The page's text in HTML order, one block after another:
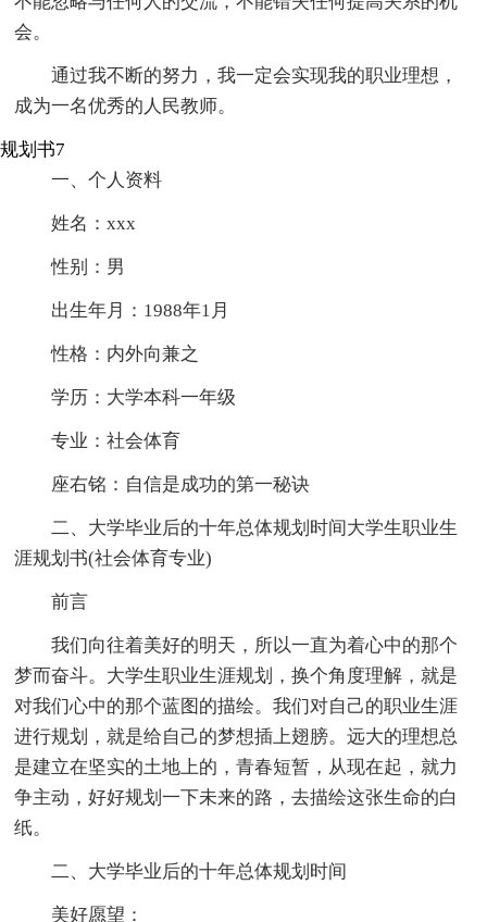
会。
通过我不断的努力，我一定会实现我的职业理想，
成为一名优秀的人民教师。
规划书7
一、个人资料
姓名：xxx
性别：男
出生年月：1988年1月
性格：内外向兼之
学历：大学本科一年级
专业：社会体育
座右铭：自信是成功的第一秘诀
二、大学毕业后的十年总体规划时间大学生职业生
涯规划书(社会体育专业)
前言
我们向往着美好的明天，所以一直为着心中的那个
梦而奋斗。大学生职业生涯规划，换个角度理解，就是
对我们心中的那个蓝图的描绘。我们对自己的职业生涯
进行规划，就是给自己的梦想插上翅膀。远大的理想总
是建立在坚实的土地上的，青春短暂，从现在起，就力
争主动，好好规划一下未来的路，去描绘这张生命的白
纸。
二、大学毕业后的十年总体规划时间
美好愿望：